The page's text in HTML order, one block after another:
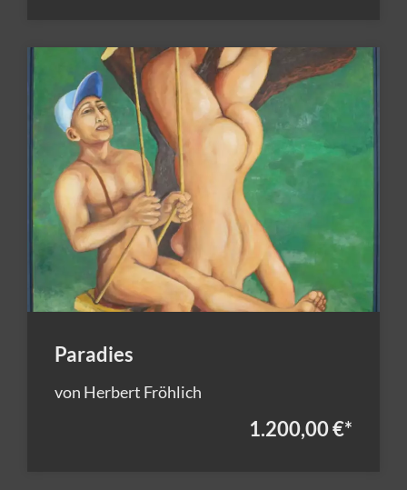
Paradies
von Herbert Fröhlich
1.200,00 €*